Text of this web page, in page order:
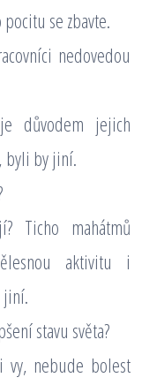
se zbavte.
nedovedou
důvodem jejich
byli by jiní.
Ticho mahátmů
aktivitu i
jiní.
stavu světa?
vy, nebude bolest